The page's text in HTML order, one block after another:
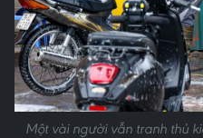
Một vài người vẫn tranh thủ